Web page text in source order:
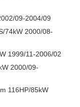
09-2004/09
74kW 2000/08-
1999/11-2006/02
2000/09-
116HP/85kW